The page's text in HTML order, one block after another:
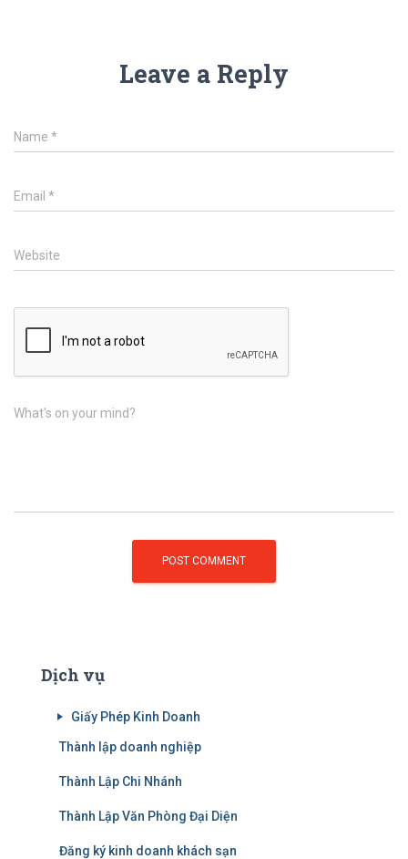
Leave a Reply
Name *
Email *
Website
What's on your mind?
Dịch vụ
Giấy Phép Kinh Doanh
Thành lập doanh nghiệp
Thành Lập Chi Nhánh
Thành Lập Văn Phòng Đại Diện
Đăng ký kinh doanh khách sạn